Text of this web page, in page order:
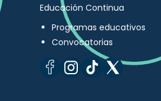
Educación Continua
Programas educativos
Convocatorias